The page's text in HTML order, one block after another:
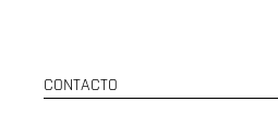
CONTACTO